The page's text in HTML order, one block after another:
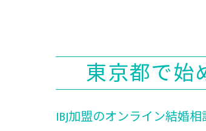
東京都で始
IBJ加盟のオンライン結婚